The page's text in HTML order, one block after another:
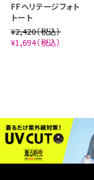
FFヘリテージフォト
トート
¥2,420（税込）
¥1,694（税込）